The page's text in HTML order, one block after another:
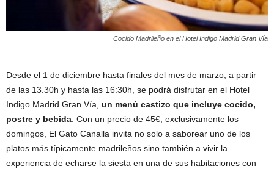
Cocido Madrileño en el Hotel Indigo Madrid Gran Vía
Desde el 1 de diciembre hasta finales del mes de marzo, a partir
de las 13.30h y hasta las 16:30h, se podrá disfrutar en el Hotel
Indigo Madrid Gran Vía, un menú castizo que incluye cocido,
postre y bebida . Con un precio de 45€, exclusivamente los
domingos, El Gato Canalla invita no solo a saborear uno de los
platos más típicamente madrileños sino también a vivir la
experiencia de echarse la siesta en una de sus habitaciones con